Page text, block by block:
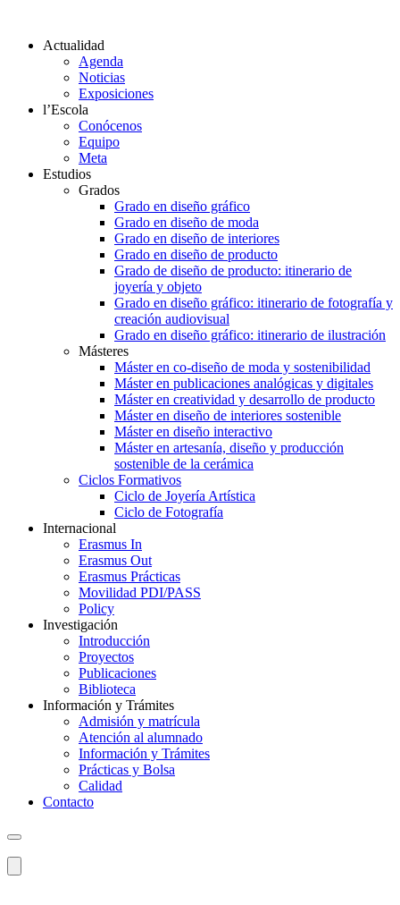
Actualidad
Agenda
Noticias
Exposiciones
l’Escola
Conócenos
Equipo
Meta
Estudios
Grados
Grado en diseño gráfico
Grado en diseño de moda
Grado en diseño de interiores
Grado en diseño de producto
Grado de diseño de producto: itinerario de
joyería y objeto
Grado en diseño gráfico: itinerario de fotografía y
creación audiovisual
Grado en diseño gráfico: itinerario de ilustración
Másteres
Máster en co-diseño de moda y sostenibilidad
Máster en publicaciones analógicas y digitales
Máster en creatividad y desarrollo de producto
Máster en diseño de interiores sostenible
Máster en diseño interactivo
Máster en artesanía, diseño y producción
sostenible de la cerámica
Ciclos Formativos
Ciclo de Joyería Artística
Ciclo de Fotografía
Internacional
Erasmus In
Erasmus Out
Erasmus Prácticas
Movilidad PDI/PASS
Policy
Investigación
Introducción
Proyectos
Publicaciones
Biblioteca
Información y Trámites
Admisión y matrícula
Atención al alumnado
Información y Trámites
Prácticas y Bolsa
Calidad
Contacto